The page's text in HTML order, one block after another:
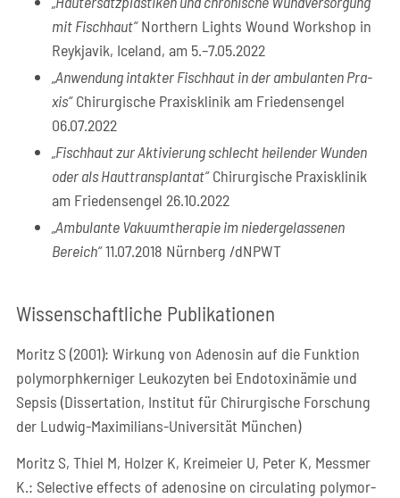
mit Fisch­haut“Nor­t­hern Lights Wound Work­shop in
Reykja­vik, Ice­land, am 5.–7.05.2022
„Anwen­dung intak­ter Fisch­haut in der ambu­lan­ten Pra­
xis“Chir­ur­gi­sche Pra­xis­kli­nik am Frie­dens­en­gel
06.07.2022
„Fisch­haut zur Akti­vie­rung schlecht hei­len­der Wun­den
oder als Haut­trans­plan­tat“Chir­ur­gi­sche Pra­xis­kli­nik
am Frie­dens­en­gel 26.10.2022
„Ambu­lan­te Vaku­um­the­ra­pie im nie­der­ge­las­se­nen
Bereich“11.07.2018 Nürn­berg /dNPWT
Wis­sen­schaft­li­che Publikationen
Moritz S (2001): Wir­kung von Ade­no­sin auf die Funk­ti­on
poly­morph­ker­ni­ger Leu­ko­zy­ten bei Endo­to­xin­ämie und
Sep­sis (Dis­ser­ta­ti­on, Insti­tut für Chir­ur­gi­sche For­schung
der Lud­wig-Maxi­mi­li­ans-Uni­ver­si­tät München)
Moritz S, Thiel M, Hol­zer K, Krei­mei­er U, Peter K, Mess­mer
K.: Sel­ec­ti­ve effects of ade­no­si­ne on cir­cu­la­ting poly­mor­